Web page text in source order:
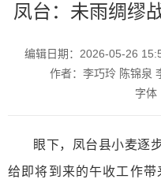
凤台：未雨绸缪
编辑日期：2026-05-26
作者：李巧玲 陈锦泉
字体
眼下，凤台县小麦逐
给即将到来的午收工作